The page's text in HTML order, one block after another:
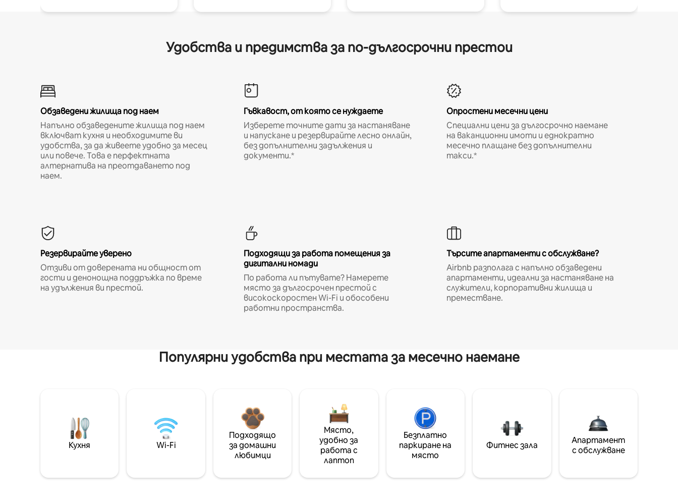
Удобства и предимства за по-дългосрочни престои
Обзаведени жилища под наем
Напълно обзаведените жилища под наем
включват кухня и необходимите ви
удобства, за да живеете удобно за месец
или повече. Това е перфектната
алтернатива на преотдаването под
наем.
Гъвкавост, от която се нуждаете
Изберете точните дати за настаняване
и напускане и резервирайте лесно онлайн,
без допълнителни задължения и
документи.*
Опростени месечни цени
Специални цени за дългосрочно наемане
на ваканционни имоти и еднократно
месечно плащане без допълнителни
такси.*
Резервирайте уверено
Отзиви от доверената ни общност от
гости и денонощна поддръжка по време
на удължения ви престой.
Подходящи за работа помещения за
дигитални номади
По работа ли пътувате? Намерете
място за дългосрочен престой с
високоскоростен Wi-Fi и обособени
работни пространства.
Търсите апартаменти с обслужване?
Airbnb разполага с напълно обзаведени
апартаменти, идеални за настаняване на
служители, корпоративни жилища и
преместване.
Популярни удобства при местата за месечно наемане
Кухня Wi-Fi
Подходящо
за домашни
любимци
Място,
удобно за
работа с
лаптоп
Безплатно
паркиране на
място
Фитнес зала
Апартамент
с обслужване